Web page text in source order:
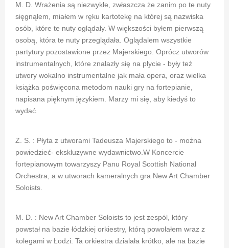
M. D. Wrażenia są niezwykłe, zwłaszcza że zanim po te nuty
sięgnąłem, miałem w ręku kartotekę na której są nazwiska
osób, które te nuty oglądały. W większości byłem pierwszą
osobą, która te nuty przeglądała. Oglądalem wszystkie
partytury pozostawione przez Majerskiego. Oprócz utworów
instrumentalnych, które znalazły się na płycie - były też
utwory wokalno instrumentalne jak mała opera, oraz wielka
książka poświęcona metodom nauki gry na fortepianie,
napisana pięknym językiem. Marzy mi się, aby kiedyś to
wydać.
Z. S. : Płyta z utworami Tadeusza Majerskiego to - można
powiedzieć- ekskluzywne wydawnictwo.W Koncercie
fortepianowym towarzyszy Panu Royal Scottish National
Orchestra, a w utworach kameralnych gra New Art Chamber
Soloists.
M. D. : New Art Chamber Soloists to jest zespól, który
powstał na bazie łódzkiej orkiestry, którą powołałem wraz z
kolegami w Łodzi. Ta orkiestra dzialała krótko, ale na bazie